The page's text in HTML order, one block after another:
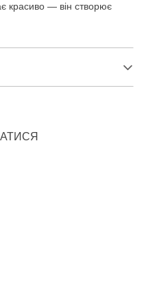
красиво — він створює